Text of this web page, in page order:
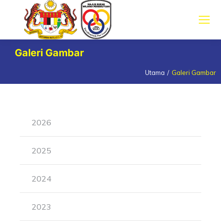
Galeri Gambar
Utama Galeri Gambar
2026
2025
2024
2023